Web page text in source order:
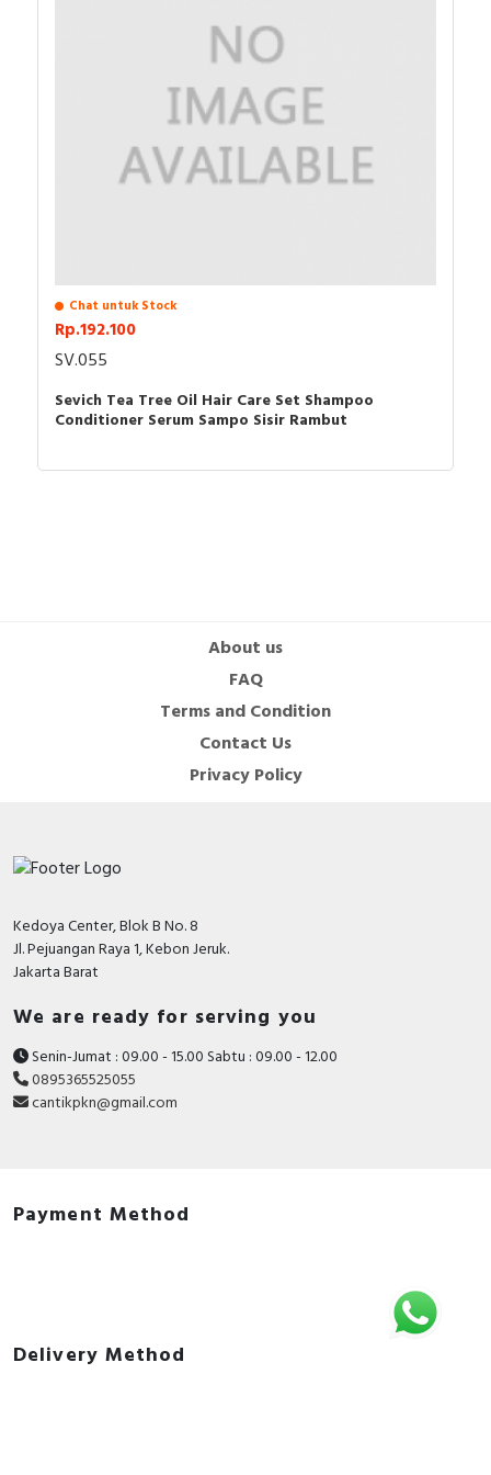
Bebas amonia/peroksida. Diperkaya dengan ekstrak jahe & biota
untuk menenangkan kulit selama pewarnaan
KEMASAN RAMAH PERJALANAN
Made in PRC
10 Sachet @30ml
Chat untuk Stock
Rp.192.100
SV.055
Sevich Tea Tree Oil Hair Care Set Shampoo
Conditioner Serum Sampo Sisir Rambut
About us
FAQ
Terms and Condition
Contact Us
Privacy Policy
Kedoya Center, Blok B No. 8
Jl. Pejuangan Raya 1, Kebon Jeruk.
Jakarta Barat
We are ready for serving you
Senin-Jumat : 09.00 - 15.00 Sabtu : 09.00 - 12.00
0895365525055
cantikpkn@gmail.com
Payment Method
Delivery Method